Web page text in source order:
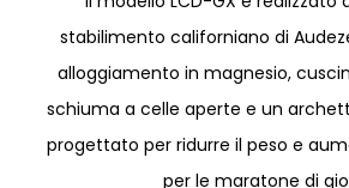
stabilimento californiano di
alloggiamento in magnesio,
schiuma a celle aperte e un
progettato per ridurre il peso e
per le maratone di